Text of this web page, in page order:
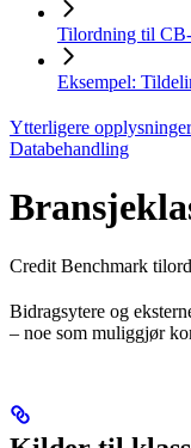
Tilordning til
Eksempel:
Ytterligere opplysninger
Databehandling
Credit Benchmark
Bidragsytere og
– noe som muliggjør